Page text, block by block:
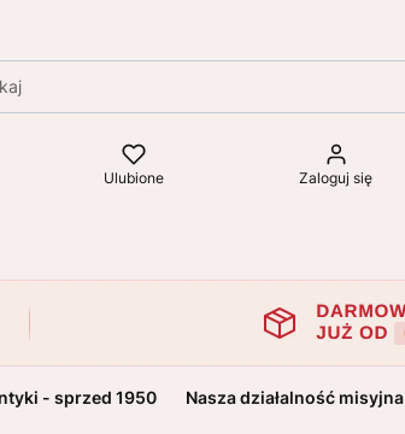
Ulubione Zaloguj się
- sprzed 1950 Nasza działalność misyjna